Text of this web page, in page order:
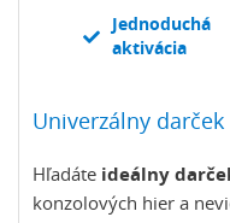
Jednoduchá
aktivácia
Univerzálny
Hľadáte ideálny
konzolových hier a